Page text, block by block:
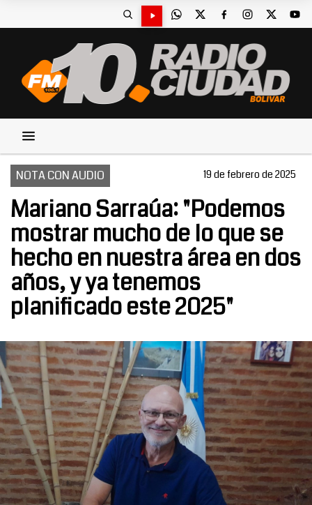
NOTA CON AUDIO 19 de febrero de 2025
Mariano Sarraúa: "Podemos
mostrar mucho de lo que se
hecho en nuestra área en dos
años, y ya tenemos
planificado este 2025"